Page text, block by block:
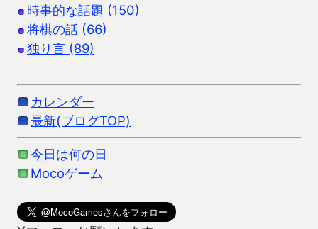
時事的な話題 (150)
将棋の話 (66)
独り言 (89)
カレンダー
最新(ブログTOP)
今日は何の日
Mocoゲーム